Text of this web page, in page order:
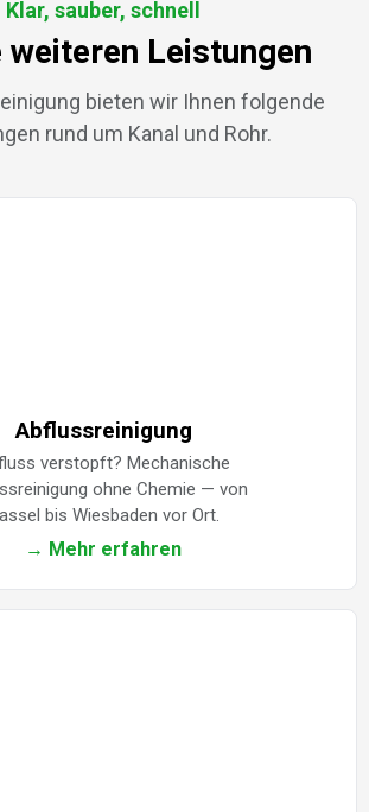
Klar, sauber, schnell
weiteren Leistungen
bieten wir Ihnen folgende
rund um Kanal und Rohr.
Abflussreinigung
verstopft? Mechanische
ohne Chemie — von
bis Wiesbaden vor Ort.
→ Mehr erfahren